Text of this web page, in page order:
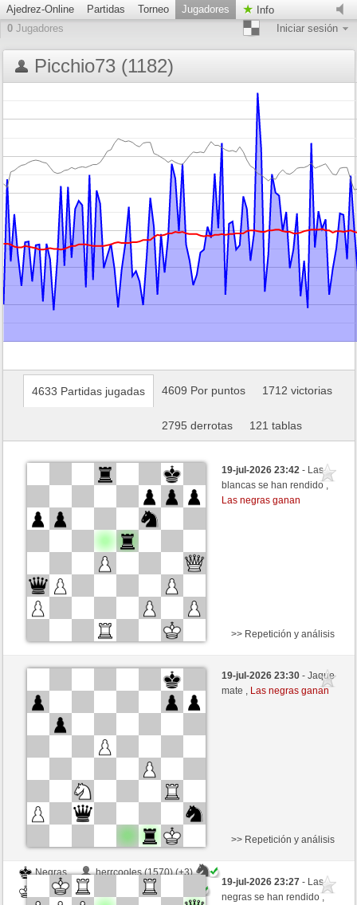
Ajedrez-Online Partidas Torneo Jugadores
Info
0 Jugadores Iniciar sesión
Picchio73 (1182)
4633 Partidas jugadas 4609 Por puntos 1712 victorias
2795 derrotas 121 tablas
19-jul-2026 23:42- Las
blancas se han rendido ,
Las negras ganan
Negras
franz5 (1359) (+9)
Picchio73 (1191) (-9)
Tiempo: 5 minutes/side + 0 seconds/move
Esta partida es por puntos
>> Repetición y análisis
19-jul-2026 23:30- Jaque
mate , Las negras ganan
Negras
herrcooles (1570) (+3)
Blancas
Picchio73 (1194) (-3)
>> Repetición y análisis
19-jul-2026 23:27- Las
negras se han rendido ,